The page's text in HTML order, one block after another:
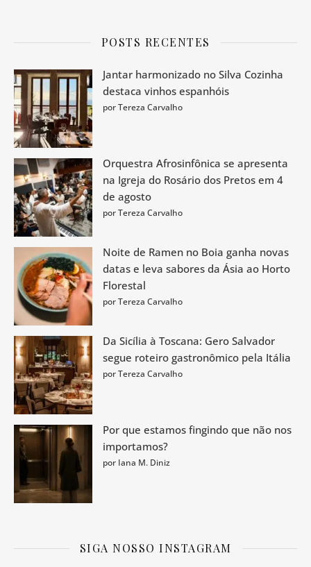
POSTS RECENTES
Jantar harmonizado no Silva Cozinha
destaca vinhos espanhóis
por Tereza Carvalho
Orquestra Afrosinfônica se apresenta
na Igreja do Rosário dos Pretos em 4
de agosto
por Tereza Carvalho
Noite de Ramen no Boia ganha novas
datas e leva sabores da Ásia ao Horto
Florestal
por Tereza Carvalho
Da Sicília à Toscana: Gero Salvador
segue roteiro gastronômico pela Itália
por Tereza Carvalho
Por que estamos fingindo que não nos
importamos?
por Iana M. Diniz
SIGA NOSSO INSTAGRAM